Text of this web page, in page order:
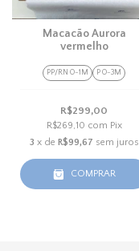
Macacão Aurora
vermelho
PP/RN 0-1M P 0-3M
R$299,00
R$269,10 com Pix
3 x deR$99,67 sem juros
COMPRAR